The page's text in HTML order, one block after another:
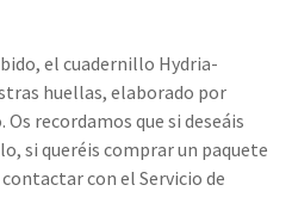
el cuadernillo Hydria-
huellas, elaborado por
recordamos que si deseáis
si queréis comprar un paquete
con el Servicio de